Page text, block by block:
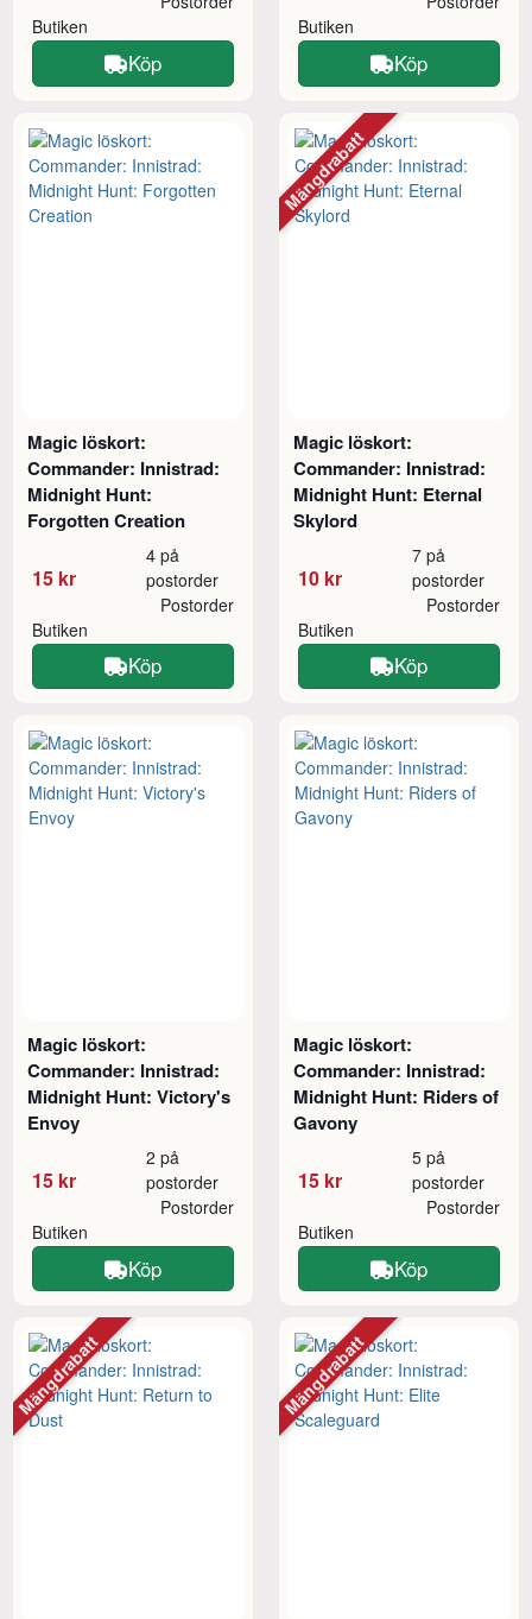
Butiken
Köp
Butiken
Köp
Magic löskort:
Commander: Innistrad:
Midnight Hunt:
Forgotten Creation
15 kr
4 på
postorder
Butiken
Postorder
Köp
Magic löskort:
Commander: Innistrad:
Midnight Hunt: Eternal
Skylord
10 kr
7 på
postorder
Butiken
Postorder
Köp
Mängdrabatt
Magic löskort:
Commander: Innistrad:
Midnight Hunt: Victory's
Envoy
15 kr
2 på
postorder
Butiken
Postorder
Köp
Magic löskort:
Commander: Innistrad:
Midnight Hunt: Riders of
Gavony
15 kr
5 på
postorder
Butiken
Postorder
Köp
Mängdrabatt Mängdrabatt